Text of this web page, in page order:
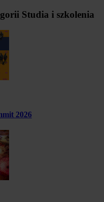
Studia i szkolenia
2026